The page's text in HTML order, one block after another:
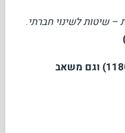
– שיטות לשינוי חברתי.
סדן.עב תשס"ט (1180409) וגם משאב